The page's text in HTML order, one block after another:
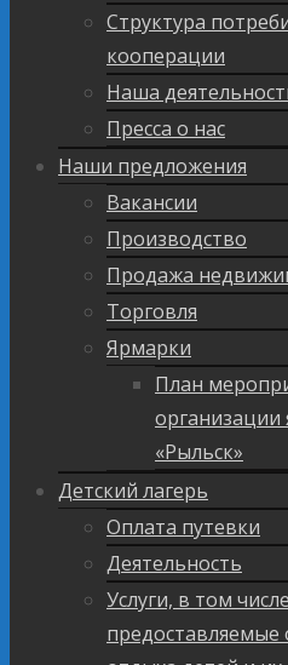
Структура
кооперации
Наша
Пресса о нас
Наши предложения
Вакансии
Производство
Продажа
Торговля
Ярмарки
План
«Рыльск»
Детский лагерь
Оплата путевки
Деятельность
Услуги, в том
предоставляемые